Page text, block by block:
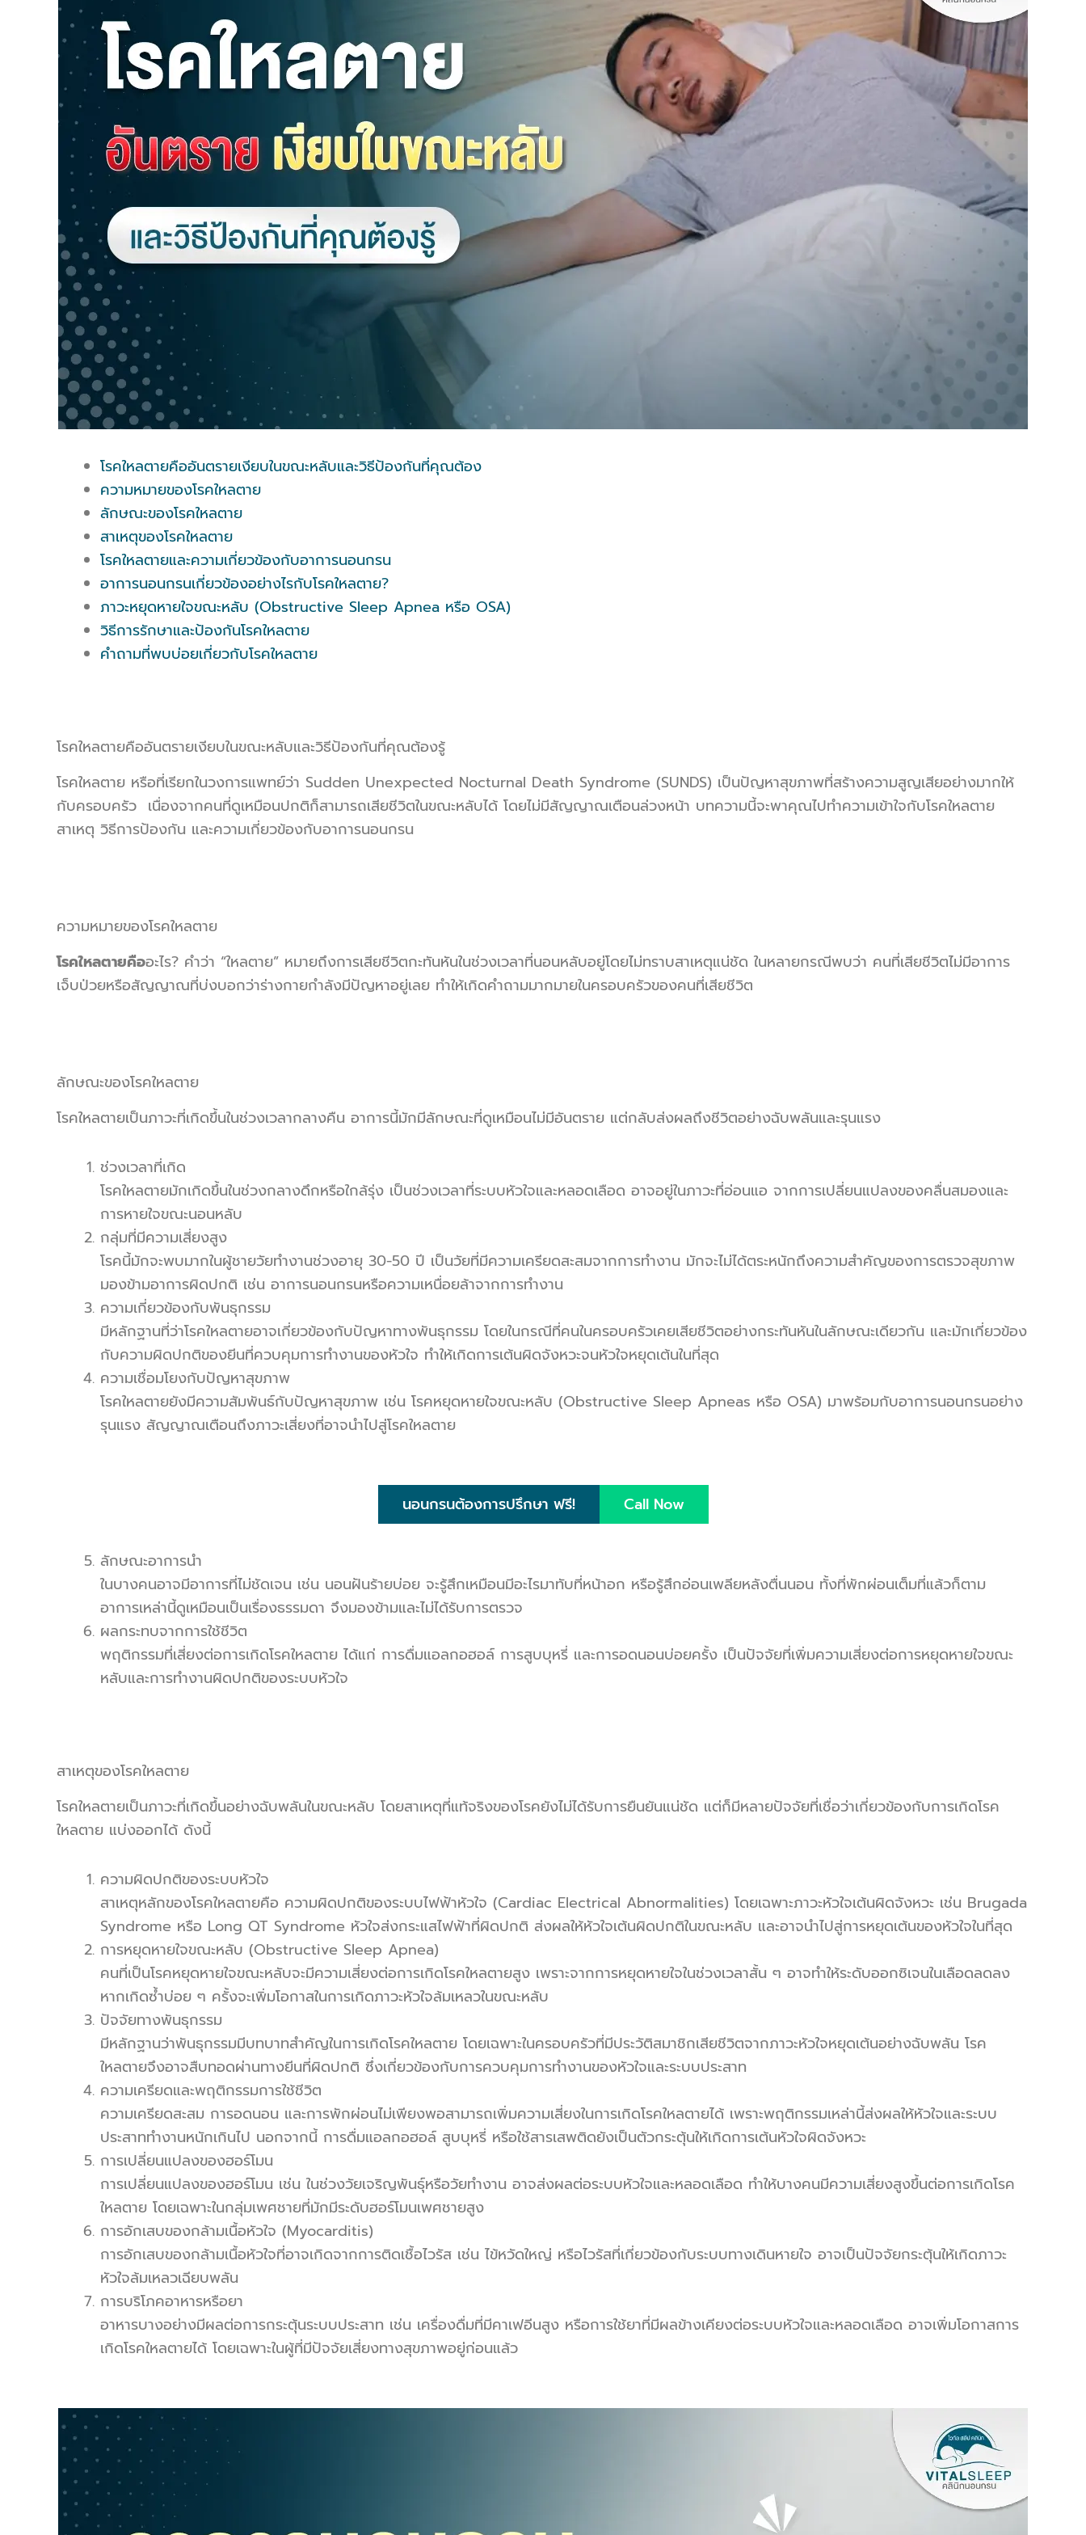
โรคใหลตายคืออันตรายเงียบในขณะหลับและวิธีป้องกันที่คุณต้อง
ความหมายของโรคใหลตาย
ลักษณะของโรคใหลตาย
สาเหตุของโรคใหลตาย
โรคใหลตายและความเกี่ยวข้องกับอาการนอนกรน
อาการนอนกรนเกี่ยวข้องอย่างไรกับโรคใหลตาย?
ภาวะหยุดหายใจขณะหลับ (Obstructive Sleep Apnea หรือ OSA)
วิธีการรักษาและป้องกันโรคใหลตาย
คำถามที่พบบ่อยเกี่ยวกับโรคใหลตาย
โรคใหลตายคืออันตรายเงียบในขณะหลับและวิธีป้องกันที่คุณต้องรู้
โรคใหลตาย หรือที่เรียกในวงการแพทย์ว่า Sudden Unexpected Nocturnal Death Syndrome (SUNDS) เป็นปัญหาสุขภาพที่สร้างความสูญเสียอย่างมากให้
กับครอบครัว เนื่องจากคนที่ดูเหมือนปกติก็สามารถเสียชีวิตในขณะหลับได้ โดยไม่มีสัญญาณเตือนล่วงหน้า บทความนี้จะพาคุณไปทำความเข้าใจกับโรคใหลตาย
สาเหตุ วิธีการป้องกัน และความเกี่ยวข้องกับอาการนอนกรน
ความหมายของโรคใหลตาย
โรคใหลตายคืออะไร? คำว่า “ใหลตาย” หมายถึงการเสียชีวิตกะทันหันในช่วงเวลาที่นอนหลับอยู่โดยไม่ทราบสาเหตุแน่ชัด ในหลายกรณีพบว่า คนที่เสียชีวิตไม่มีอาการ
เจ็บป่วยหรือสัญญาณที่บ่งบอกว่าร่างกายกำลังมีปัญหาอยู่เลย ทำให้เกิดคำถามมากมายในครอบครัวของคนที่เสียชีวิต
ลักษณะของโรคใหลตาย
โรคใหลตายเป็นภาวะที่เกิดขึ้นในช่วงเวลากลางคืน อาการนี้มักมีลักษณะที่ดูเหมือนไม่มีอันตราย แต่กลับส่งผลถึงชีวิตอย่างฉับพลันและรุนแรง
ช่วงเวลาที่เกิด
โรคใหลตายมักเกิดขึ้นในช่วงกลางดึกหรือใกล้รุ่ง เป็นช่วงเวลาที่ระบบหัวใจและหลอดเลือด อาจอยู่ในภาวะที่อ่อนแอ จากการเปลี่ยนแปลงของคลื่นสมองและ
การหายใจขณะนอนหลับ
กลุ่มที่มีความเสี่ยงสูง
โรคนี้มักจะพบมากในผู้ชายวัยทำงานช่วงอายุ 30-50 ปี เป็นวัยที่มีความเครียดสะสมจากการทำงาน มักจะไม่ได้ตระหนักถึงความสำคัญของการตรวจสุขภาพ
มองข้ามอาการผิดปกติ เช่น อาการนอนกรนหรือความเหนื่อยล้าจากการทำงาน
ความเกี่ยวข้องกับพันธุกรรม
มีหลักฐานที่ว่าโรคใหลตายอาจเกี่ยวข้องกับปัญหาทางพันธุกรรม โดยในกรณีที่คนในครอบครัวเคยเสียชีวิตอย่างกระทันหันในลักษณะเดียวกัน และมักเกี่ยวข้อง
กับความผิดปกติของยีนที่ควบคุมการทำงานของหัวใจ ทำให้เกิดการเต้นผิดจังหวะจนหัวใจหยุดเต้นในที่สุด
ความเชื่อมโยงกับปัญหาสุขภาพ
โรคใหลตายยังมีความสัมพันธ์กับปัญหาสุขภาพ เช่น โรคหยุดหายใจขณะหลับ (Obstructive Sleep Apneas หรือ OSA) มาพร้อมกับอาการนอนกรนอย่าง
รุนแรง สัญญาณเตือนถึงภาวะเสี่ยงที่อาจนำไปสู่โรคใหลตาย
นอนกรนต้องการปรึกษา ฟรี! Call Now
ลักษณะอาการนำ
ในบางคนอาจมีอาการที่ไม่ชัดเจน เช่น นอนฝันร้ายบ่อย จะรู้สึกเหมือนมีอะไรมาทับที่หน้าอก หรือรู้สึกอ่อนเพลียหลังตื่นนอน ทั้งที่พักผ่อนเต็มที่แล้วก็ตาม
อาการเหล่านี้ดูเหมือนเป็นเรื่องธรรมดา จึงมองข้ามและไม่ได้รับการตรวจ
ผลกระทบจากการใช้ชีวิต
พฤติกรรมที่เสี่ยงต่อการเกิดโรคใหลตาย ได้แก่ การดื่มแอลกอฮอล์ การสูบบุหรี่ และการอดนอนบ่อยครั้ง เป็นปัจจัยที่เพิ่มความเสี่ยงต่อการหยุดหายใจขณะ
หลับและการทำงานผิดปกติของระบบหัวใจ
สาเหตุของโรคใหลตาย
โรคใหลตายเป็นภาวะที่เกิดขึ้นอย่างฉับพลันในขณะหลับ โดยสาเหตุที่แท้จริงของโรคยังไม่ได้รับการยืนยันแน่ชัด แต่ก็มีหลายปัจจัยที่เชื่อว่าเกี่ยวข้องกับการเกิดโรค
ใหลตาย แบ่งออกได้ ดังนี้
ความผิดปกติของระบบหัวใจ
สาเหตุหลักของโรคใหลตายคือ ความผิดปกติของระบบไฟฟ้าหัวใจ (Cardiac Electrical Abnormalities) โดยเฉพาะภาวะหัวใจเต้นผิดจังหวะ เช่น Brugada
Syndrome หรือ Long QT Syndrome หัวใจส่งกระแสไฟฟ้าที่ผิดปกติ ส่งผลให้หัวใจเต้นผิดปกติในขณะหลับ และอาจนำไปสู่การหยุดเต้นของหัวใจในที่สุด
การหยุดหายใจขณะหลับ (Obstructive Sleep Apnea)
คนที่เป็นโรคหยุดหายใจขณะหลับจะมีความเสี่ยงต่อการเกิดโรคใหลตายสูง เพราะจากการหยุดหายใจในช่วงเวลาสั้น ๆ อาจทำให้ระดับออกซิเจนในเลือดลดลง
หากเกิดซ้ำบ่อย ๆ ครั้งจะเพิ่มโอกาสในการเกิดภาวะหัวใจล้มเหลวในขณะหลับ
ปัจจัยทางพันธุกรรม
มีหลักฐานว่าพันธุกรรมมีบทบาทสำคัญในการเกิดโรคใหลตาย โดยเฉพาะในครอบครัวที่มีประวัติสมาชิกเสียชีวิตจากภาวะหัวใจหยุดเต้นอย่างฉับพลัน โรค
ใหลตายจึงอาจสืบทอดผ่านทางยีนที่ผิดปกติ ซึ่งเกี่ยวข้องกับการควบคุมการทำงานของหัวใจและระบบประสาท
ความเครียดและพฤติกรรมการใช้ชีวิต
ความเครียดสะสม การอดนอน และการพักผ่อนไม่เพียงพอสามารถเพิ่มความเสี่ยงในการเกิดโรคใหลตายได้ เพราะพฤติกรรมเหล่านี้ส่งผลให้หัวใจและระบบ
ประสาททำงานหนักเกินไป นอกจากนี้ การดื่มแอลกอฮอล์ สูบบุหรี่ หรือใช้สารเสพติดยังเป็นตัวกระตุ้นให้เกิดการเต้นหัวใจผิดจังหวะ
การเปลี่ยนแปลงของฮอร์โมน
การเปลี่ยนแปลงของฮอร์โมน เช่น ในช่วงวัยเจริญพันธุ์หรือวัยทำงาน อาจส่งผลต่อระบบหัวใจและหลอดเลือด ทำให้บางคนมีความเสี่ยงสูงขึ้นต่อการเกิดโรค
ใหลตาย โดยเฉพาะในกลุ่มเพศชายที่มักมีระดับฮอร์โมนเพศชายสูง
การอักเสบของกล้ามเนื้อหัวใจ (Myocarditis)
การอักเสบของกล้ามเนื้อหัวใจที่อาจเกิดจากการติดเชื้อไวรัส เช่น ไข้หวัดใหญ่ หรือไวรัสที่เกี่ยวข้องกับระบบทางเดินหายใจ อาจเป็นปัจจัยกระตุ้นให้เกิดภาวะ
หัวใจล้มเหลวเฉียบพลัน
การบริโภคอาหารหรือยา
อาหารบางอย่างมีผลต่อการกระตุ้นระบบประสาท เช่น เครื่องดื่มที่มีคาเฟอีนสูง หรือการใช้ยาที่มีผลข้างเคียงต่อระบบหัวใจและหลอดเลือด อาจเพิ่มโอกาสการ
เกิดโรคใหลตายได้ โดยเฉพาะในผู้ที่มีปัจจัยเสี่ยงทางสุขภาพอยู่ก่อนแล้ว